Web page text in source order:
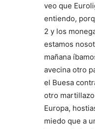
veo que
entiendo,
2 y los
estamos
mañana
avecina otro
el Buesa
otro
Europa,
miedo que a